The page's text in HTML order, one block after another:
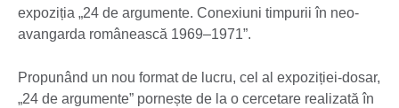
expoziția „24 de argumente. Conexiuni timpurii în neo-
avangarda românească 1969–1971”.
Propunând un nou format de lucru, cel al expoziției-dosar,
„24 de argumente” pornește de la o cercetare realizată în